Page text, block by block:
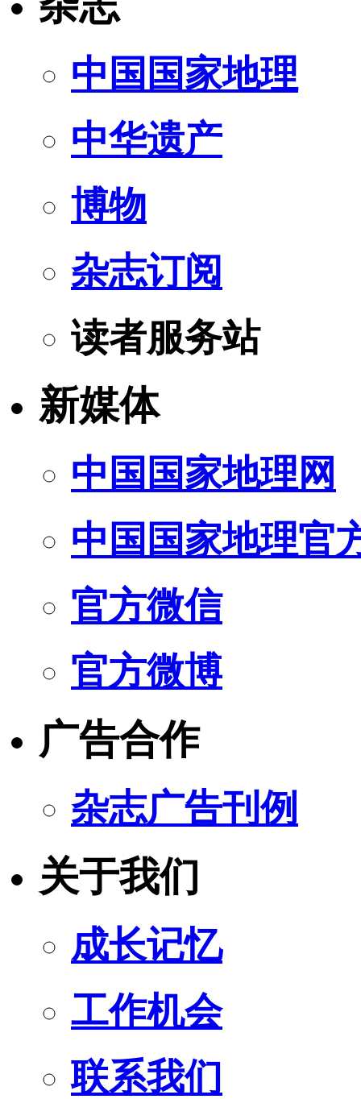
中国国家地理
中华遗产
博物
杂志订阅
读者服务站
新媒体
中国国家地理网
中国国家地理官
官方微信
官方微博
广告合作
杂志广告刊例
关于我们
成长记忆
工作机会
联系我们